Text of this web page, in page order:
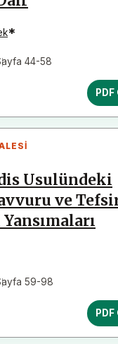
*
44-58
Usulündeki
ve
59-98